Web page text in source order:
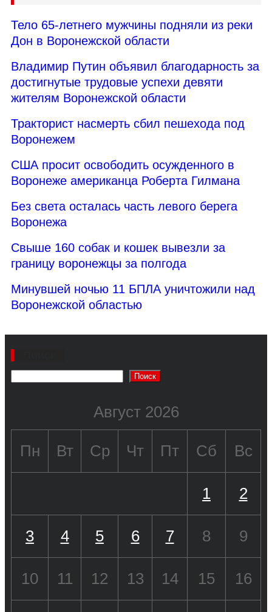
Тело 65-летнего мужчины подняли из реки
Дон в Воронежской области
Владимир Путин объявил благодарность за
достигнутые трудовые успехи девяти
жителям Воронежской области
Тракторист насмерть сбил пешехода под
Воронежем
США просит освободить осужденного в
Воронеже американца Роберта Гилмана
Без света осталась часть левого берега
Воронежа
Свыше 160 собак и кошек вывезли за
границу воронежцы за полгода
Минувшей ночью 11 БПЛА уничтожили над
Воронежской областью
Поиск
Август 2026
Пн Вт Ср Чт Пт Сб Вс
1 2
3 4 5 6 7 8 9
10 11 12 13 14 15 16